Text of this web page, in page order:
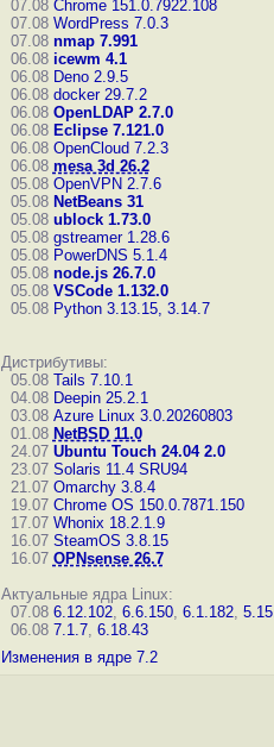
07.08 Chrome 151.0.7922.108
07.08 WordPress 7.0.3
07.08 nmap 7.991
06.08 icewm 4.1
06.08 Deno 2.9.5
06.08 docker 29.7.2
06.08 OpenLDAP 2.7.0
06.08 Eclipse 7.121.0
06.08 OpenCloud 7.2.3
06.08 mesa 3d 26.2
05.08 OpenVPN 2.7.6
05.08 NetBeans 31
05.08 ublock 1.73.0
05.08 gstreamer 1.28.6
05.08 PowerDNS 5.1.4
05.08 node.js 26.7.0
05.08 VSCode 1.132.0
05.08 Python 3.13.15, 3.14.7
Дистрибутивы:
05.08 Tails 7.10.1
04.08 Deepin 25.2.1
03.08 Azure Linux 3.0.20260803
01.08 NetBSD 11.0
24.07 Ubuntu Touch 24.04 2.0
23.07 Solaris 11.4 SRU94
21.07 Omarchy 3.8.4
19.07 Chrome OS 150.0.7871.150
17.07 Whonix 18.2.1.9
16.07 SteamOS 3.8.15
16.07 OPNsense 26.7
Актуальные ядра Linux:
07.08 6.12.102, 6.6.150, 6.1.182,
06.08 7.1.7, 6.18.43
Изменения в ядре 7.2